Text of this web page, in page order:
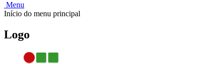
Menu
Início do menu principal
Logo